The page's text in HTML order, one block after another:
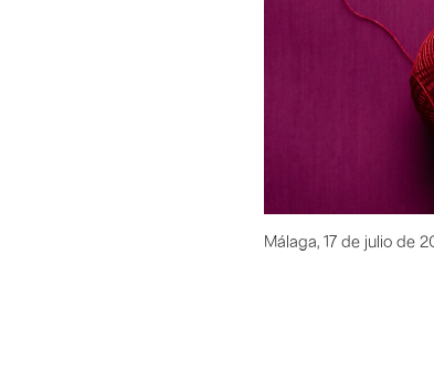
Málaga, 17 de julio de